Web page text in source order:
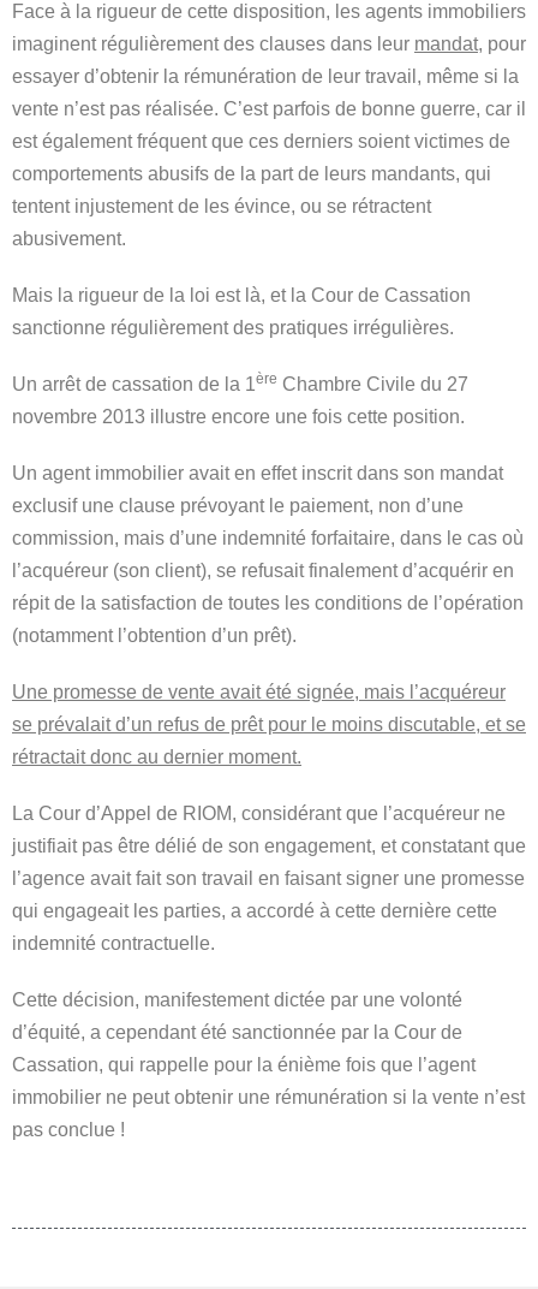
Face à la rigueur de cette disposition, les agents immobiliers
imaginent régulièrement des clauses dans leur mandat, pour
essayer d’obtenir la rémunération de leur travail, même si la
vente n’est pas réalisée. C’est parfois de bonne guerre, car il
est également fréquent que ces derniers soient victimes de
comportements abusifs de la part de leurs mandants, qui
tentent injustement de les évince, ou se rétractent
abusivement.
Mais la rigueur de la loi est là, et la Cour de Cassation
sanctionne régulièrement des pratiques irrégulières.
Un arrêt de cassation de la 1ère Chambre Civile du 27
novembre 2013 illustre encore une fois cette position.
Un agent immobilier avait en effet inscrit dans son mandat
exclusif une clause prévoyant le paiement, non d’une
commission, mais d’une indemnité forfaitaire, dans le cas où
l’acquéreur (son client), se refusait finalement d’acquérir en
répit de la satisfaction de toutes les conditions de l’opération
(notamment l’obtention d’un prêt).
Une promesse de vente avait été signée, mais l’acquéreur
se prévalait d’un refus de prêt pour le moins discutable, et se
rétractait donc au dernier moment.
La Cour d’Appel de RIOM, considérant que l’acquéreur ne
justifiait pas être délié de son engagement, et constatant que
l’agence avait fait son travail en faisant signer une promesse
qui engageait les parties, a accordé à cette dernière cette
indemnité contractuelle.
Cette décision, manifestement dictée par une volonté
d’équité, a cependant été sanctionnée par la Cour de
Cassation, qui rappelle pour la énième fois que l’agent
immobilier ne peut obtenir une rémunération si la vente n’est
pas conclue !